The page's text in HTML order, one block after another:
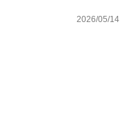
2026/05/14